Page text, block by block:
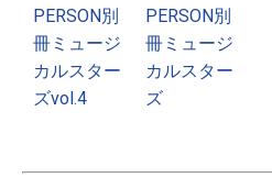
PERSON別
冊ミュージ
カルスター
ズvol.4
PERSON別
冊ミュージ
カルスター
ズ